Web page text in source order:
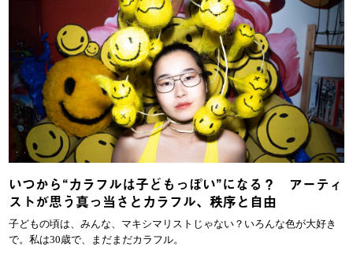
いつから“カラフルは子どもっぽい”になる？ アーティ
ストが思う真っ当さとカラフル、秩序と自由
子どもの頃は、みんな、マキシマリストじゃない？いろんな色が大好き
で。私は30歳で、まだまだカラフル。